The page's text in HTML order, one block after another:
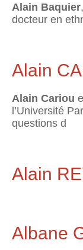
Alain Baquier
docteur en
Alain
Alain Cariou
l’Université
questions d
Alain
Albane